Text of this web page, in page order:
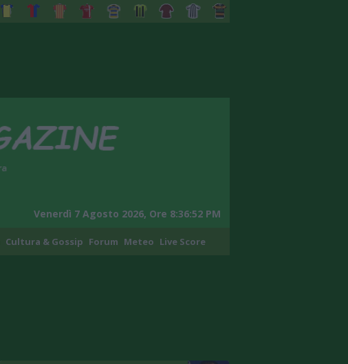
Venerdì 7 Agosto 2026, Ore 8:36:54 PM
Cultura & Gossip Forum Meteo Live Score